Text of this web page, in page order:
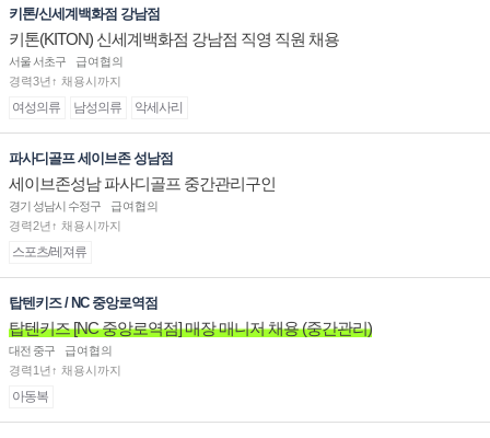
키톤/신세계백화점 강남점
키톤(KITON) 신세계백화점 강남점 직영 직원 채용
서울 서초구
급여협의
경력3년↑ 채용시까지
여성의류 남성의류 악세사리
파사디골프 세이브존 성남점
세이브존성남 파사디골프 중간관리구인
경기 성남시 수정구
급여협의
경력2년↑ 채용시까지
스포츠/레져류
탑텐키즈 / NC 중앙로역점
탑텐키즈 [NC 중앙로역점] 매장 매니저 채용 (중간관리)
대전 중구
급여협의
경력1년↑ 채용시까지
아동복